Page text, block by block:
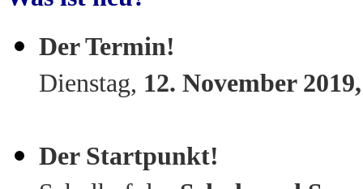
Der Termin!
Dienstag, 12. November
Der Startpunkt!